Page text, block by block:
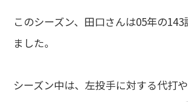
このシーズン、田口さんは05年の
ました。
シーズン中は、左投手に対する代打